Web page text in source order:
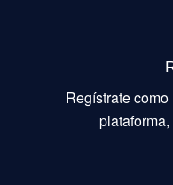
Regístrate